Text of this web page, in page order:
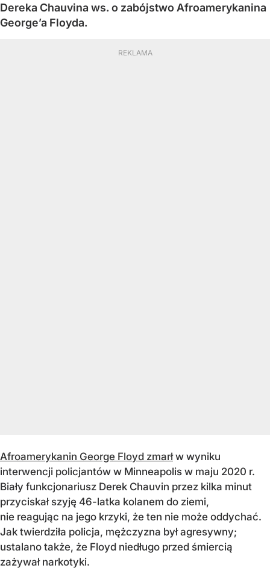
Dereka Chauvina ws. o zabójstwo Afroamerykanina
George’a Floyda.
Afroamerykanin George Floyd zmarłw wyniku
interwencji policjantów w Minneapolis w maju 2020 r.
Biały funkcjonariusz Derek Chauvin przez kilka minut
przyciskał szyję 46-latka kolanem do ziemi,
nie reagując na jego krzyki, że ten nie może oddychać.
Jak twierdziła policja, mężczyzna był agresywny;
ustalano także, że Floyd niedługo przed śmiercią
zażywał narkotyki.